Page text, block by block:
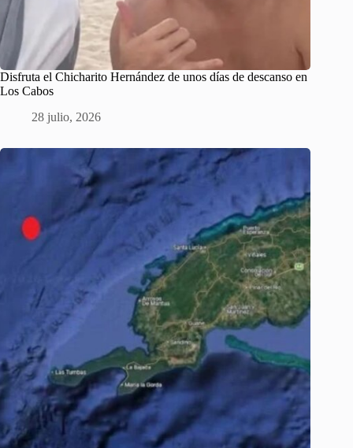
Disfruta el Chicharito Hernández de unos días de descanso en
Los Cabos
28 julio, 2026